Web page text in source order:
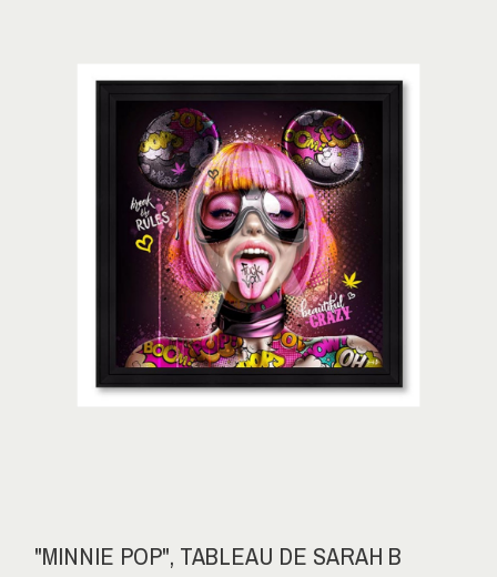
"MINNIE POP", TABLEAU DE SARAH B